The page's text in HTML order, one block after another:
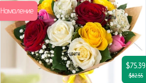
$75.39
$82.55
Намаление